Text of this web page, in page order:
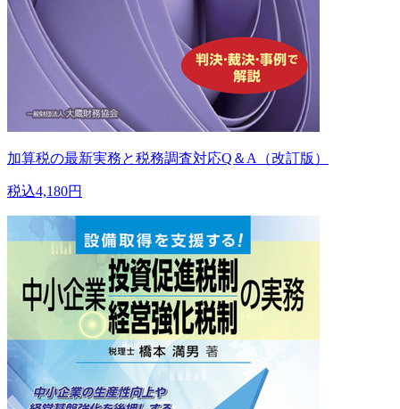
加算税の最新実務と税務調査対応Q＆A（改訂版）
税込4,180円